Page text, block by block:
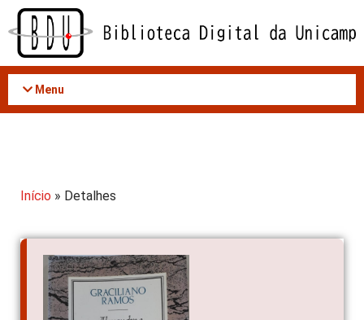
Acessar
conteúdo
Menu
Início » Detalhes